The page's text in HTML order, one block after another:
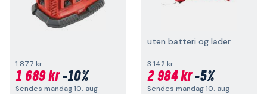
1 877 kr
1 689 kr-10%
Sendes mandag 10. aug
uten batteri og lader
3 142 kr
2 984 kr-5%
Sendes mandag 10. aug